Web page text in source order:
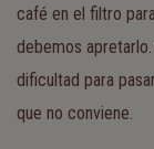
café en el filtro
debemos
dificultad para
que no conviene.